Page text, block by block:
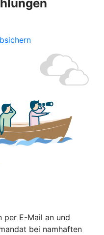
per E-Mail an und
bei namhaften